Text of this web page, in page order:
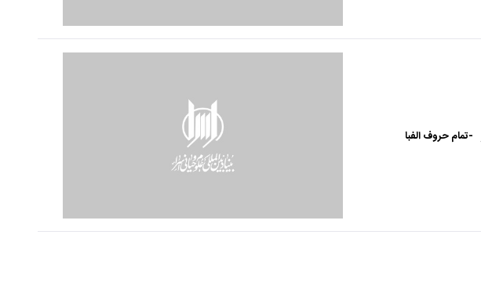
-تمام حروف الفبا